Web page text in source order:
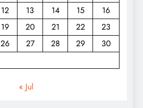
12 13 14 15
16
19 20 21 22
23
26 27 28 29
30
« Jul